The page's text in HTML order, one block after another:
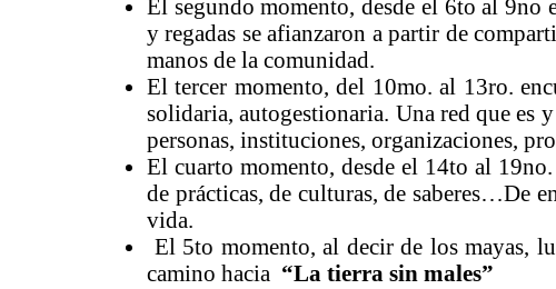
El segundo momento, desde el 6to al 9no
y regadas se afianzaron a partir de
manos de la comunidad.
El tercer momento, del 10mo. al 13ro.
solidaria, autogestionaria. Una red que es
personas, instituciones, organizaciones,
El cuarto momento, desde el 14to al
de prácticas, de culturas, de saberes…De
vida.
El 5to momento, al decir de los mayas,
camino hacia “La tierra sin males”